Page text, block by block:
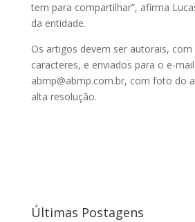
tem para compartilhar”, afirma
da entidade.
Os artigos devem ser autorais, com
caracteres, e enviados para o e-mail
abmp@abmp.com.br, com foto do
alta resolução.
Últimas Postagens